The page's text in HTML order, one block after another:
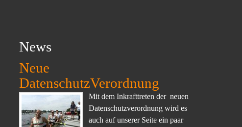
News
Neue
DatenschutzVerordnung
Mit dem Inkrafttreten der neuen
Datenschutzverordnung wird es
auch auf unserer Seite ein paar